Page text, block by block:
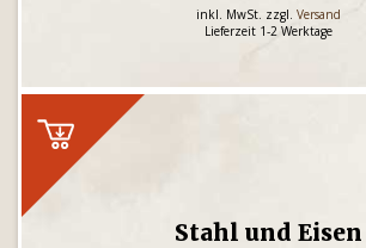
inkl. MwSt. zzgl. Versand
Lieferzeit 1-2 Werktage
Stahl und Eisen